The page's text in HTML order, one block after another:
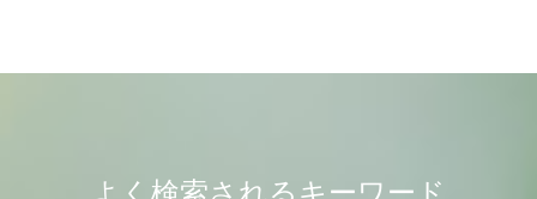
よく検索されるキーワード